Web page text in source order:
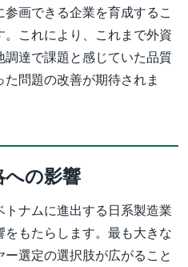
画できる企業を育成するこ
これにより、これまで外資
達で課題と感じていた品質
問題の改善が期待されま
への影響
ナムに進出する日系製造業
もたらします。最も大きな
選定の選択肢が広がること